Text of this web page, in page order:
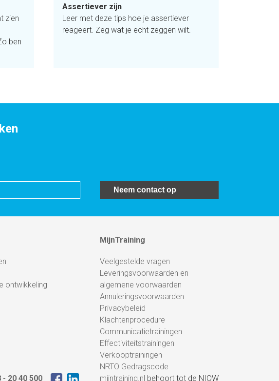
zien
ben
Assertiever zijn
Leer met deze tips hoe je assertiever
reageert. Zeg wat je echt zeggen wilt.
Neem contact op
ontwikkeling
MijnTraining
Veelgestelde vragen
Leveringsvoorwaarden en
algemene voorwaarden
Annuleringsvoorwaarden
Privacybeleid
Klachtenprocedure
Communicatietrainingen
Effectiviteitstrainingen
Verkooptrainingen
NRTO Gedragscode
- 20 40 500 mijntraining.nl behoort tot de NIOW